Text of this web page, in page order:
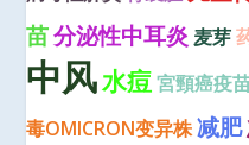
苗分泌性中耳炎 麦芽
中风水痘 宮頸癌疫
毒OMICRON变异株减肥